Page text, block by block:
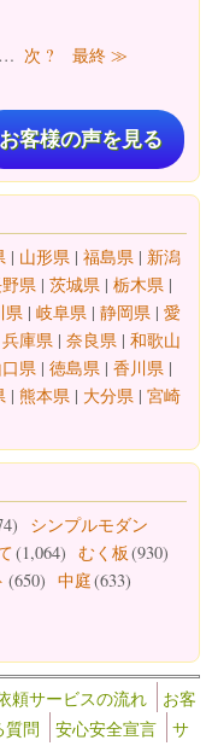
… 次 ? 最終 ≫
お客様の声を見る
| 山形県 | 福島県 | 新潟
県 | 茨城県 | 栃木県 |
県 | 岐阜県 | 静岡県 | 愛
兵庫県 | 奈良県 | 和歌山
県 | 徳島県 | 香川県 |
| 熊本県 | 大分県 | 宮崎
シンプルモダン
(1,064) むく板 (930)
(650) 中庭(633)
頼サービスの流れ
お客
質問 安心安全宣言
サ